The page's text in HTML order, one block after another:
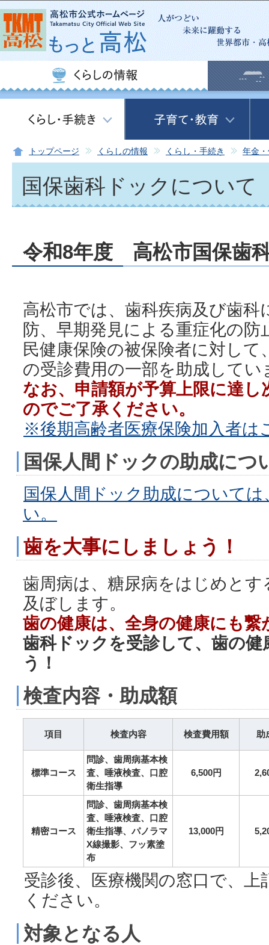
この
トップページ くらしの情報 くらし・手続き 年金
国保歯科ドックについて
令和8年度 高松市国保歯
高松市では、歯科疾病及び歯
防、早期発見による重症化の
民健康保険の被保険者に対し
の受診費用の一部を助成してい
なお、申請額が予算上限に達
のでご了承ください。
※後期高齢者医療保険加入者は
国保人間ドックの助成につ
国保人間ドック助成について
い。
歯を大事にしましょう！
歯周病は、糖尿病をはじめと
及ぼします。
歯の健康は、全身の健康にも繋
歯科ドックを受診して、歯の
う！
検査内容・助成額
項目 検査内容 検査費用額 助
標準コース
問診、歯周病基本検
査、唾液検査、口腔
衛生指導
6,500円
精密コース
問診、歯周病基本検
査、唾液検査、口腔
衛生指導、パノラマ
X線撮影、フッ素塗
布
13,000円
受診後、医療機関の窓口で、
ください。
対象となる人